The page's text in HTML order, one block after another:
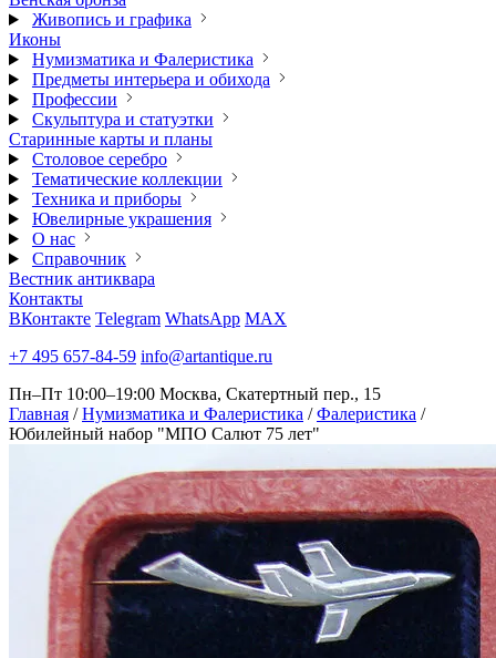
Живопись и графика
Иконы
Нумизматика и Фалеристика
Предметы интерьера и обихода
Профессии
Скульптура и статуэтки
Старинные карты и планы
Столовое серебро
Тематические коллекции
Техника и приборы
Ювелирные украшения
О нас
Справочник
Вестник антиквара
Контакты
ВКонтакте Telegram WhatsApp MAX
+7 495 657-84-59 info@artantique.ru
Пн–Пт 10:00–19:00 Москва, Скатертный пер., 15
Главная / Нумизматика и Фалеристика / Фалеристика /
Юбилейный набор "МПО Салют 75 лет"